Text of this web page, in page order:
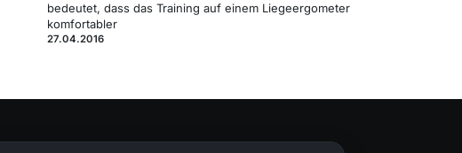
bedeutet, dass das Training auf einem Liegeergometer
komfortabler
27.04.2016